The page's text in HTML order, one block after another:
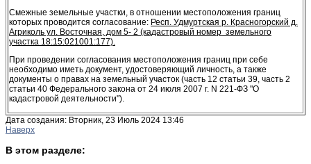
Смежные земельные участки, в отношении местоположения границ
которых проводится согласование: Респ. Удмуртская р. Красногорский д.
Агриколь ул. Восточная, дом 5- 2 (кадастровый номер земельного
участка 18:15:021001:177).
При проведении согласования местоположения границ при себе
необходимо иметь документ, удостоверяющий личность, а также
документы о правах на земельный участок (часть 12 статьи 39, часть 2
статьи 40 Федерального закона от 24 июля 2007 г. N 221-ФЗ "О
кадастровой деятельности").
Дата создания: Вторник, 23 Июль 2024 13:46
Наверх
В этом разделе: